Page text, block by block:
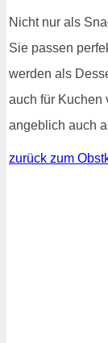
Nicht nur als
Sie passen
werden als
auch für Kuchen
angeblich auch
zurück zum